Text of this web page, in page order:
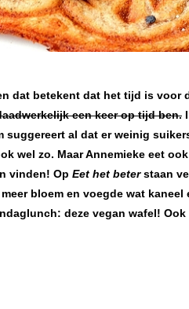
dat betekent dat het tijd is voor
een keer op tijd ben.
suggereert al dat er weinig
wel zo. Maar Annemieke eet
vinden! Op Eet het beterstaan
bloem en voegde wat kaneel
deze vegan wafel!